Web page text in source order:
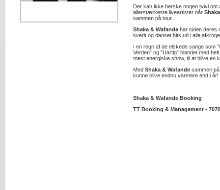
Der kan ikke herske nogen tvivl
allerstærkeste liveartister når
sammen på tour.
Shaka & Wafande har siden deres
svedt og danset hits ud i alle
I en regn af de elskede sange som
Verden” og ”Uartig” blandet med
mest energiske show, til at blive en
Med Shaka & Wafande sammen
kunne blive endnu varmere end i år!
Shaka & Wafande Booking
TT Booking & Management -